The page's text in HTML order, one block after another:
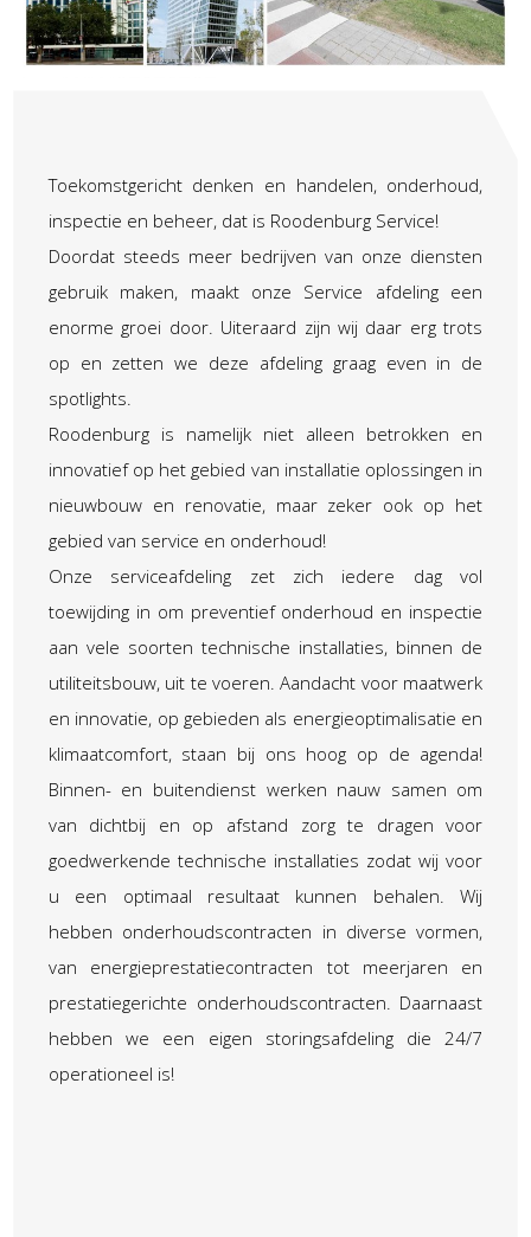
Toekomstgericht denken en handelen, onderhoud,
inspectie en beheer, dat is Roodenburg Service!
Doordat steeds meer bedrijven van onze diensten
gebruik maken, maakt onze Service afdeling een
enorme groei door. Uiteraard zijn wij daar erg trots
op en zetten we deze afdeling graag even in de
spotlights.
Roodenburg is namelijk niet alleen betrokken en
innovatief op het gebied van installatie oplossingen in
nieuwbouw en renovatie, maar zeker ook op het
gebied van service en onderhoud!
Onze serviceafdeling zet zich iedere dag vol
toewijding in om preventief onderhoud en inspectie
aan vele soorten technische installaties, binnen de
utiliteitsbouw, uit te voeren. Aandacht voor maatwerk
en innovatie, op gebieden als energieoptimalisatie en
klimaatcomfort, staan bij ons hoog op de agenda!
Binnen- en buitendienst werken nauw samen om
van dichtbij en op afstand zorg te dragen voor
goedwerkende technische installaties zodat wij voor
u een optimaal resultaat kunnen behalen. Wij
hebben onderhoudscontracten in diverse vormen,
van energieprestatiecontracten tot meerjaren en
prestatiegerichte onderhoudscontracten. Daarnaast
hebben we een eigen storingsafdeling die 24/7
operationeel is!